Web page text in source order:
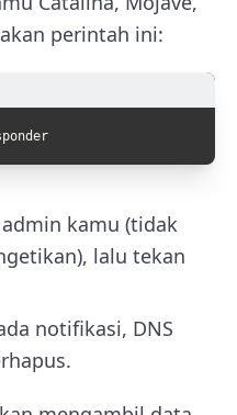
perintah ini:
kamu (tidak
lalu tekan
notifikasi, DNS